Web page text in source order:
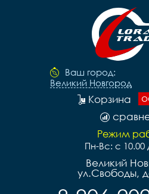
Ваш город:
Великий Новгород
Корзина
Режим
Пн-Вс: с 10.00
Великий
ул.Свободы,